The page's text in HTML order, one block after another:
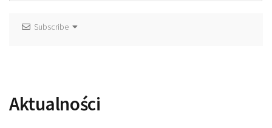
Subscribe
Aktualności